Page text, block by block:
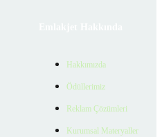
Hakkımızda
Ödüllerimiz
Reklam Çözümleri
Kurumsal Materyaller